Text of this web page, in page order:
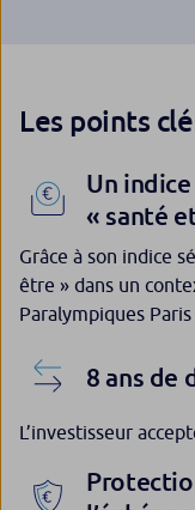
Les points
Un
« santé
Grâce à son indice
être » dans un
Paralympiques Paris
8 ans de
L’investisseur